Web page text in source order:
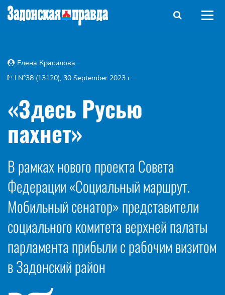
Елена Красилова
№38 (13120), 30 September 2023 г.
«Здесь Русью
пахнет»
В рамках нового проекта Совета
Федерации «Социальный маршрут.
Мобильный сенатор» представители
социального комитета верхней палаты
парламента прибыли с рабочим визитом
в Задонский район